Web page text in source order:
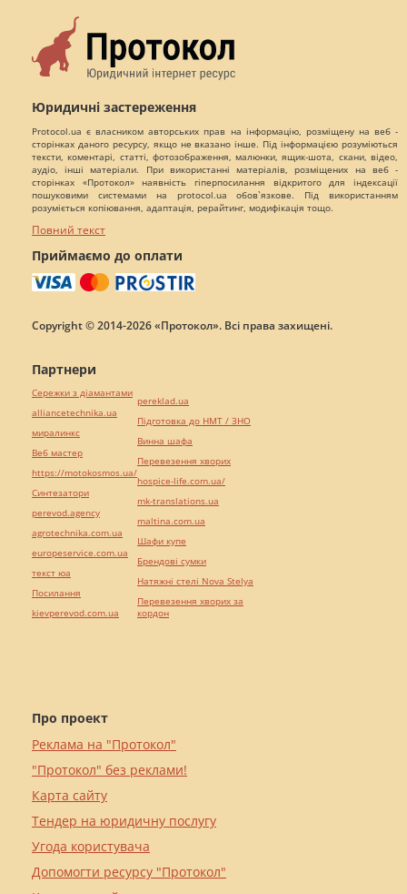
Юридичні застереження
Protocol.ua є власником авторських прав на інформацію, розміщену на веб -
сторінках даного ресурсу, якщо не вказано інше. Під інформацією розуміються
тексти, коментарі, статті, фотозображення, малюнки, ящик-шота, скани, відео,
аудіо, інші матеріали. При використанні матеріалів, розміщених на веб -
сторінках «Протокол» наявність гіперпосилання відкритого для індексації
пошуковими системами на protocol.ua обов`язкове. Під використанням
розуміється копіювання, адаптація, рерайтинг, модифікація тощо.
Повний текст
Приймаємо до оплати
Copyright © 2014-2026 «Протокол». Всі права захищені.
Про проект
Реклама на "Протокол"
"Протокол" без реклами!
Карта сайту
Тендер на юридичну послугу
Угода користувача
Допомогти ресурсу "Протокол"
Партнери
Сережки з діамантами
alliancetechnika.ua
миралинкс
Веб мастер
https://motokosmos.ua/
Синтезатори
perevod.agency
agrotechnika.com.ua
europeservice.com.ua
текст юа
Посилання
kievperevod.com.ua
pereklad.ua
Підготовка до НМТ / ЗНО
Винна шафа
Перевезення хворих
hospice-life.com.ua/
mk-translations.ua
maltina.com.ua
Шафи купе
Брендові сумки
Натяжні стелі Nova Stelya
Перевезення хворих за
кордон